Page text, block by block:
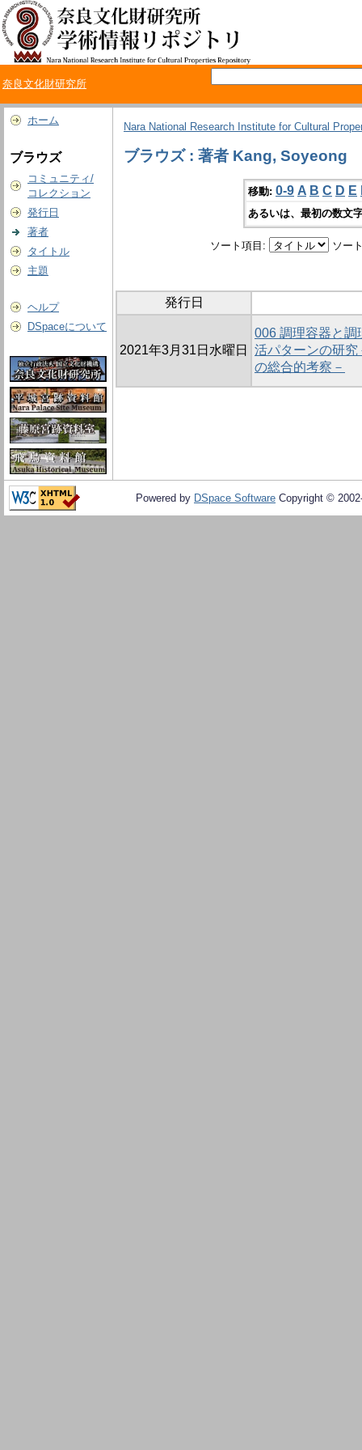
奈良文化財研究所
ホーム
ブラウズ
コミュニティ/
コレクション
発行日
著者
タイトル
主題
ヘルプ
DSpaceについて
Nara National Research Institute for Cultural
ブラウズ : 著者 Kang, Soyeong
移動: 0-9 A B C D E
あるいは、最初の数文
ソート項目: ソー
発行日
2021年3月31日水曜日
006 調理容器と調
活パターンの研
の総合的考察－
Powered by DSpace Software Copyright ©